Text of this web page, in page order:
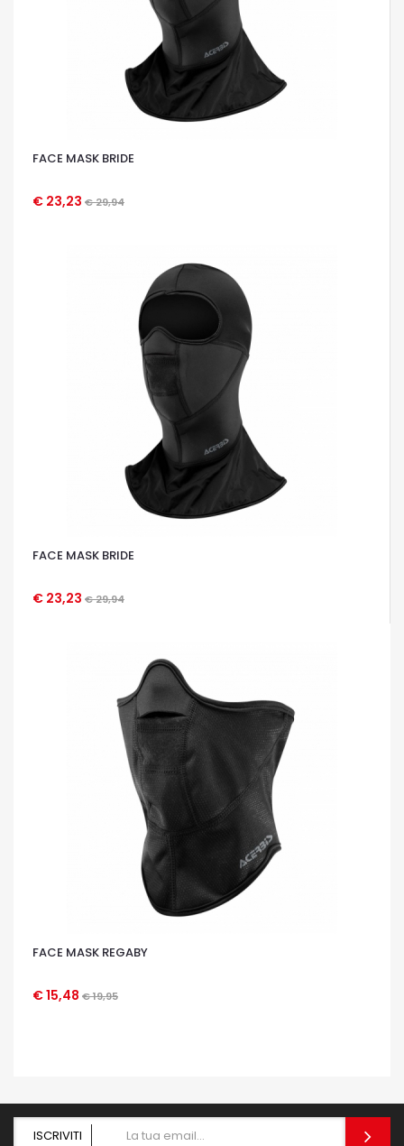
FACE MASK BRIDE
€ 23,23 € 29,94
OCCHIATA VELOCE
FACE MASK BRIDE
€ 23,23 € 29,94
OCCHIATA VELOCE
FACE MASK REGABY
€ 15,48 € 19,95
OCCHIATA VELOCE
ISCRIVITI